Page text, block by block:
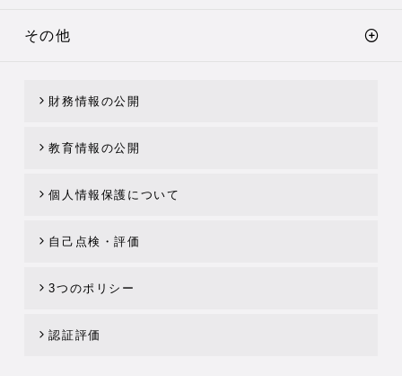
その他
財務情報の公開
教育情報の公開
個人情報保護について
自己点検・評価
3つのポリシー
認証評価